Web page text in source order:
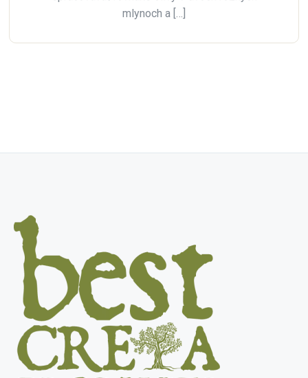
mlynoch a […]